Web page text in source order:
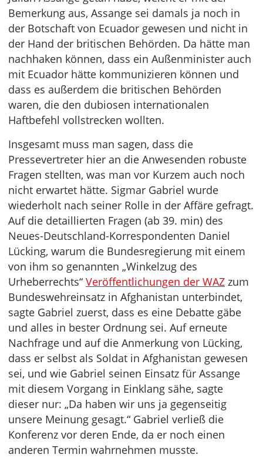
Bemerkung aus, Assange sei damals ja noch in
der Botschaft von Ecuador gewesen und nicht in
der Hand der britischen Behörden. Da hätte man
nachhaken können, dass ein Außenminister auch
mit Ecuador hätte kommunizieren können und
dass es außerdem die britischen Behörden
waren, die den dubiosen internationalen
Haftbefehl vollstrecken wollten.
Insgesamt muss man sagen, dass die
Pressevertreter hier an die Anwesenden robuste
Fragen stellten, was man vor Kurzem auch noch
nicht erwartet hätte. Sigmar Gabriel wurde
wiederholt nach seiner Rolle in der Affäre gefragt.
Auf die detaillierten Fragen (ab 39. min) des
Neues-Deutschland-Korrespondenten Daniel
Lücking, warum die Bundesregierung mit einem
von ihm so genannten „Winkelzug des
Urheberrechts“ Veröffentlichungen der WAZ zum
Bundeswehreinsatz in Afghanistan unterbindet,
sagte Gabriel zuerst, dass es eine Debatte gäbe
und alles in bester Ordnung sei. Auf erneute
Nachfrage und auf die Anmerkung von Lücking,
dass er selbst als Soldat in Afghanistan gewesen
sei, und wie Gabriel seinen Einsatz für Assange
mit diesem Vorgang in Einklang sähe, sagte
dieser nur: „Da haben wir uns ja gegenseitig
unsere Meinung gesagt.“ Gabriel verließ die
Konferenz vor deren Ende, da er noch einen
anderen Termin wahrnehmen musste.